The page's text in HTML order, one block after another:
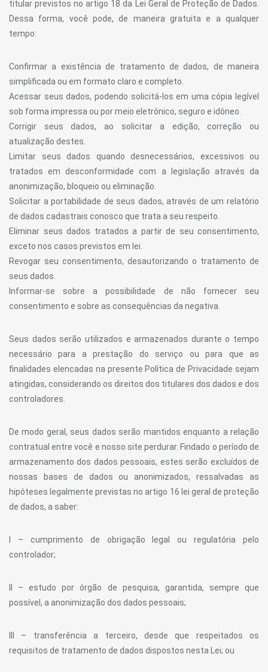
titular previstos no artigo 18 da Lei Geral de Proteção de Dados.
Dessa forma, você pode, de maneira gratuita e a qualquer
tempo:
Confirmar a existência de tratamento de dados, de maneira
simplificada ou em formato claro e completo.
Acessar seus dados, podendo solicitá-los em uma cópia legível
sob forma impressa ou por meio eletrônico, seguro e idôneo.
Corrigir seus dados, ao solicitar a edição, correção ou
atualização destes.
Limitar seus dados quando desnecessários, excessivos ou
tratados em desconformidade com a legislação através da
anonimização, bloqueio ou eliminação.
Solicitar a portabilidade de seus dados, através de um relatório
de dados cadastrais conosco que trata a seu respeito.
Eliminar seus dados tratados a partir de seu consentimento,
exceto nos casos previstos em lei.
Revogar seu consentimento, desautorizando o tratamento de
seus dados.
Informar-se sobre a possibilidade de não fornecer seu
consentimento e sobre as consequências da negativa.
Seus dados serão utilizados e armazenados durante o tempo
necessário para a prestação do serviço ou para que as
finalidades elencadas na presente Política de Privacidade sejam
atingidas, considerando os direitos dos titulares dos dados e dos
controladores.
De modo geral, seus dados serão mantidos enquanto a relação
contratual entre você e nosso site perdurar. Findado o período de
armazenamento dos dados pessoais, estes serão excluídos de
nossas bases de dados ou anonimizados, ressalvadas as
hipóteses legalmente previstas no artigo 16 lei geral de proteção
de dados, a saber:
I – cumprimento de obrigação legal ou regulatória pelo
controlador;
II – estudo por órgão de pesquisa, garantida, sempre que
possível, a anonimização dos dados pessoais;
III – transferência a terceiro, desde que respeitados os
requisitos de tratamento de dados dispostos nesta Lei; ou